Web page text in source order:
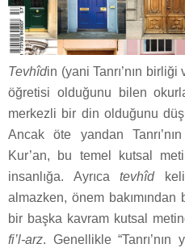
Tevhîdin (yani Tanrı’nın
öğretisi olduğunu bilen
merkezli bir din olduğunu
Ancak öte yandan
Kur’an, bu temel kutsal
insanlığa. Ayrıcatevhîd
almazken, önem
bir başka kavram kutsal
fi’l-arz. Genellikle